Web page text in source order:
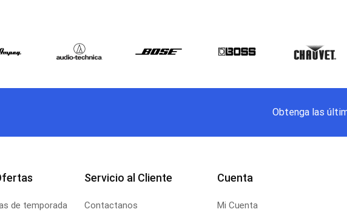
Obtenga las
de temporada
Servicio al Cliente
Contactanos
Cuenta
Mi Cuenta